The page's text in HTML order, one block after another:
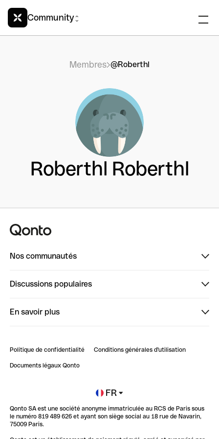
Community
Membres @Roberthl
Roberthl Roberthl
Nos communautés
ClubQonto
Discussions populaires
Impact de l'IA sur les carrières/productivité
En savoir plus
Blog
Newsroom
Glossaire finance
Politique de confidentialité Conditions générales d'utilisation
Documents légaux Qonto
FR
Qonto SA est une société anonyme immatriculée au RCS de Paris sous
le numéro 819 489 626 et ayant son siège social au 18 rue de Navarin,
75009 Paris.